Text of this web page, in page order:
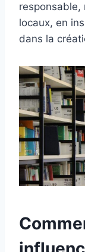
responsable,
locaux, en
dans la